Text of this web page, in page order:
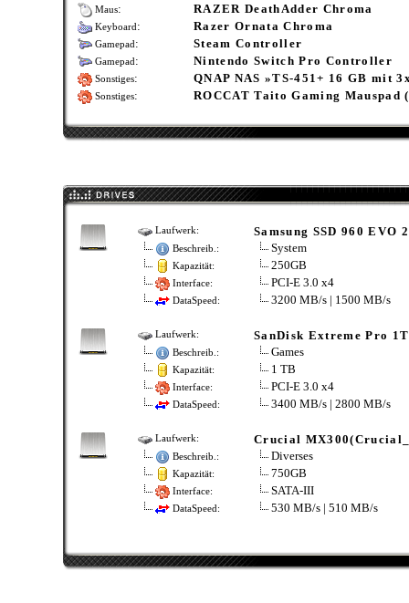
Maus: RAZER DeathAdder Chroma
Keyboard: Razer Ornata Chroma
Gamepad: Steam Controller
Gamepad: Nintendo Switch Pro Controller
Sonstiges: QNAP NAS »TS-451+ 16 GB mit
Sonstiges: ROCCAT Taito Gaming
Laufwerk: Samsung SSD 960 EVO
Beschreib.: System
Kapazität: 250GB
Interface: PCI-E 3.0 x4
DataSpeed: 3200 MB/s | 1500 MB/s
Laufwerk: SanDisk Extreme Pro
Beschreib.: Games
Kapazität: 1 TB
Interface: PCI-E 3.0 x4
DataSpeed: 3400 MB/s | 2800 MB/s
Laufwerk: Crucial
Beschreib.: Diverses
Kapazität: 750GB
Interface: SATA-III
DataSpeed: 530 MB/s | 510 MB/s